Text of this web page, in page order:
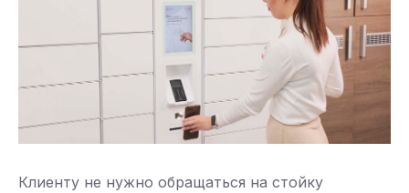
Клиенту не нужно обращаться на стойку